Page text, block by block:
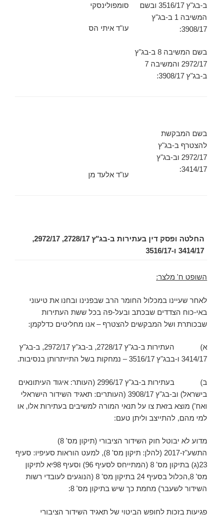
ב-בג"ץ 3516/17 ובשם
המשיבה 1 ב-בג"ץ
3908/17:
בשם המשיבה 8 ב-בג"ץ
2972/17 והמשיבה 7
ב-בג"ץ 3908/17:
סומפולינסקי
עו"ד איתי הס
בשם המבקשת
להצטרף ב-בג"ץ
2972/17 וב-בג"ץ
3414/17:
עו"ד אלעד מן
החלטה ופסק דין בעתירות ב-בג"ץ 2728/17, 2972/17,
3414/17 ו-3516/17
השופט ח' מלצר:
לאחר שעיינו במכלול החומר הרב שבפנינו ובחנו את טיעוני
באי-כוח הצדדים שבכתב ובעל-פה בכל ששת העתירות
שבכותרת ושל המבקשים להצטרף – אנו מחליטים כדלקמן:
א) העתירות ב-בג"ץ 2728/17, ב-בג"ץ 2972/17, ב-בג"ץ
3414/17 ו-בבג"ץ 3516/17 – נמחקות בשל התייתרותן בנסיבות.
ב) בעתירות ב-בג"ץ 2996/17 (העותר: איגוד העיתונאים
בישראל) וב-בג"ץ 3908/17 (העותרים: תאגיד השידור הישראלי
ואח') מוצא בזאת צו על תנאי המורה למשיבים בעתירות אלו, או
למי מהם, להתייצב וליתן טעם:
מדוע לא יבוטל חוק השידור הציבורי (תיקון מס' 8)
התשע"ז-2017 (להלן: תיקון מס' 8), למעט הוראות סעיפיו: סעיף
23(ג) בתיקון מס' 8 (המתייחס לסעיף 96) וסעיף 98יא לתיקון
מס' 8,הכלול בסעיף 24 בתיקון מס' 8 (הנוגעים לעובדי רשות
השידור לשעבר) מחמת כך שיש בתיקון מס' 8:
פגיעות בזכות לחופש הביטוי של תאגיד השידור הציבורי